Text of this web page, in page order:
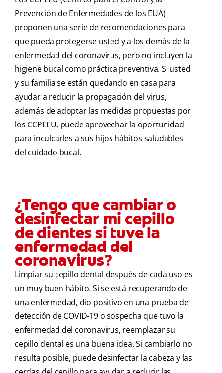
Prevención de Enfermedades de los EUA)
proponen una serie de recomendaciones para
que pueda protegerse usted y a los demás de la
enfermedad del coronavirus, pero no incluyen la
higiene bucal como práctica preventiva. Si usted
y su familia se están quedando en casa para
ayudar a reducir la propagación del virus,
además de adoptar las medidas propuestas por
los CCPEEU, puede aprovechar la oportunidad
para inculcarles a sus hijos hábitos saludables
del cuidado bucal.
¿Tengo que cambiar o
desinfectar mi cepillo
de dientes si tuve la
enfermedad del
coronavirus?
Limpiar su cepillo dental después de cada uso es
un muy buen hábito. Si se está recuperando de
una enfermedad, dio positivo en una prueba de
detección de COVID-19 o sospecha que tuvo la
enfermedad del coronavirus, reemplazar su
cepillo dental es una buena idea. Si cambiarlo no
resulta posible, puede desinfectar la cabeza y las